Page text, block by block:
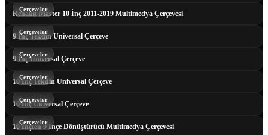
Renault Master 10 İnç 2011-2019 Multimedya Çerçevesi
Çerçeveler
9 İnç Tekdin Universal Çerçeve
Çerçeveler
9 İnç Universal Çerçeve
Çerçeveler
10 İnç Tekdin Universal Çerçeve
Çerçeveler
10 İnç Universal Çerçeve
Çerçeveler
10 İnçten 9 İnçe Dönüştürücü Multimedya Çerçevesi
Çerçeveler